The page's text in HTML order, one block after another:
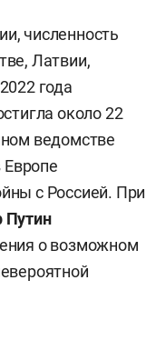
численность
Латвии,
года
около 22
ведомстве
Европе
с Россией. При
Путин
о возможном